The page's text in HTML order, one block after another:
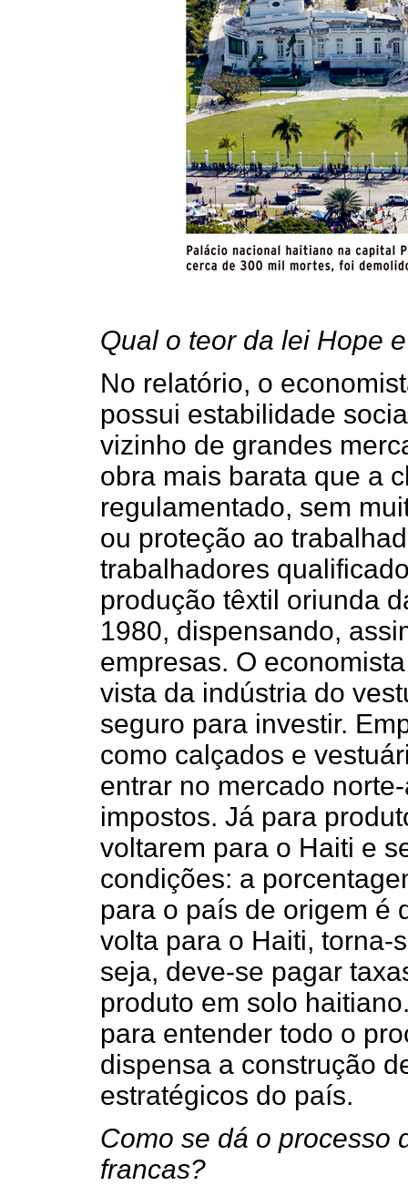
Qual o teor da lei Hope
No relatório, o
possui estabilidade
vizinho de grandes
obra mais barata que a
regulamentado, sem
ou proteção ao
trabalhadores
produção têxtil oriunda
1980, dispensando,
empresas. O
vista da indústria do
seguro para investir.
como calçados e
entrar no mercado
impostos. Já para
voltarem para o Haiti e
condições: a
para o país­ de origem é
volta para o Haiti, torna-
seja, deve-se pagar
produto em solo
para entender todo o
dispensa a construção
estratégicos do país.
Como se dá o processo
francas?